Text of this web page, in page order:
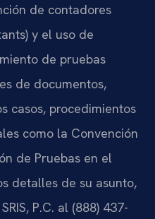
de contadores
y el uso de
de pruebas
de documentos,
casos, procedimientos
como la Convención
de Pruebas en el
detalles de su asunto,
P.C. al (888) 437-